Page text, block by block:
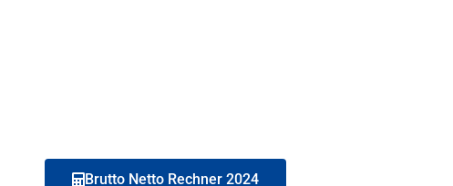
Brutto Netto Rechner 2024